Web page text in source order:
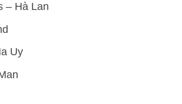
– Hà Lan
Uy